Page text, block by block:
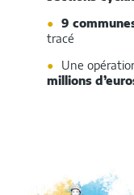
9
tracé
Une
millions